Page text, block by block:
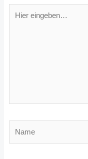
Hier
eingeben…
Name